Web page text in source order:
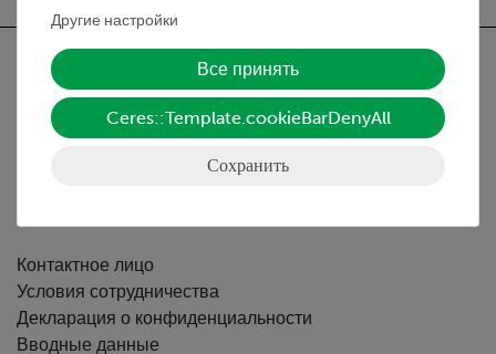
Контактное лицо
Условия сотрудничества
Декларация о конфиденциальности
Вводные данные
Другие настройки
Все принять
Ceres::Template.cookieBarDenyAll
Сохранить